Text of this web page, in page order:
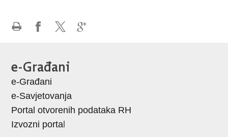
Facebooku
X-
e-Građani
e-Građani
e-Savjetovanja
Portal otvorenih podataka RH
Izvozni porta